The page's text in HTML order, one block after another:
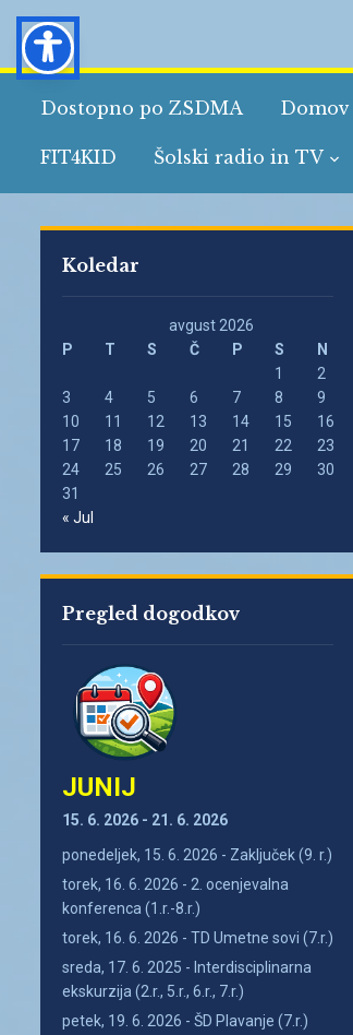
Dostopno po ZSDMA Domov
FIT4KID Šolski radio in TV
Koledar
avgust 2026
P
T S Č P S
N
1
2
3
4 5 6 7 8
9
10
11 12 13 14 15
16
17
18 19 20 21 22
23
24
25 26 27 28 29
30
31
« Jul
Pregled dogodkov
JUNIJ
15. 6. 2026 - 21. 6. 2026
ponedeljek, 15. 6. 2026 - Zaključek (9. r.)
torek, 16. 6. 2026 - 2. ocenjevalna
konferenca (1.r.-8.r.)
torek, 16. 6. 2026 - TD Umetne sovi (7.r.)
sreda, 17. 6. 2025 - Interdisciplinarna
ekskurzija (2.r., 5.r., 6.r., 7.r.)
petek, 19. 6. 2026 - ŠD Plavanje (7.r.)